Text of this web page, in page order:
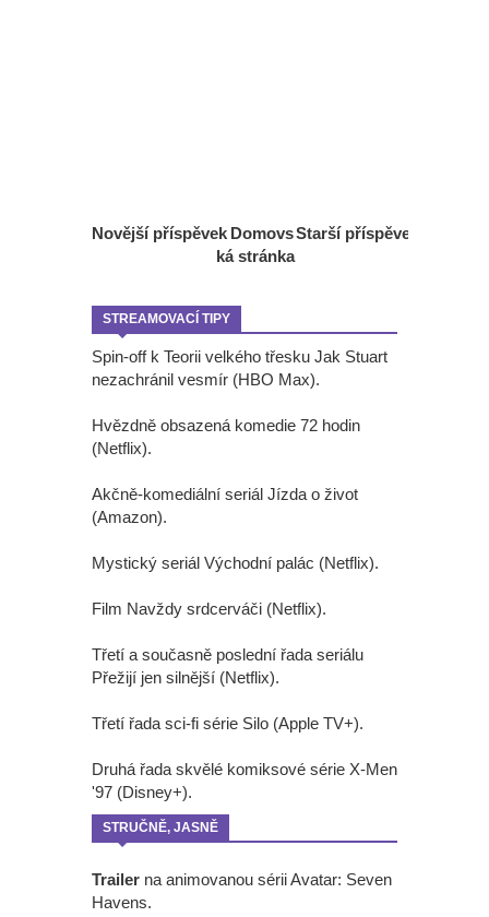
Novější příspěvek Starší příspěvek
Domovs
ká stránka
STREAMOVACÍ TIPY
Spin-off k Teorii velkého třesku Jak Stuart
nezachránil vesmír (HBO Max).
Hvězdně obsazená komedie 72 hodin
(Netflix).
Akčně-komediální seriál Jízda o život
(Amazon).
Mystický seriál Východní palác (Netflix).
Film Navždy srdcerváči (Netflix).
Třetí a současně poslední řada seriálu
Přežijí jen silnější (Netflix).
Třetí řada sci-fi série Silo (Apple TV+).
Druhá řada skvělé komiksové série X-Men
'97 (Disney+).
STRUČNĚ, JASNĚ
Trailer na animovanou sérii Avatar: Seven
Havens.